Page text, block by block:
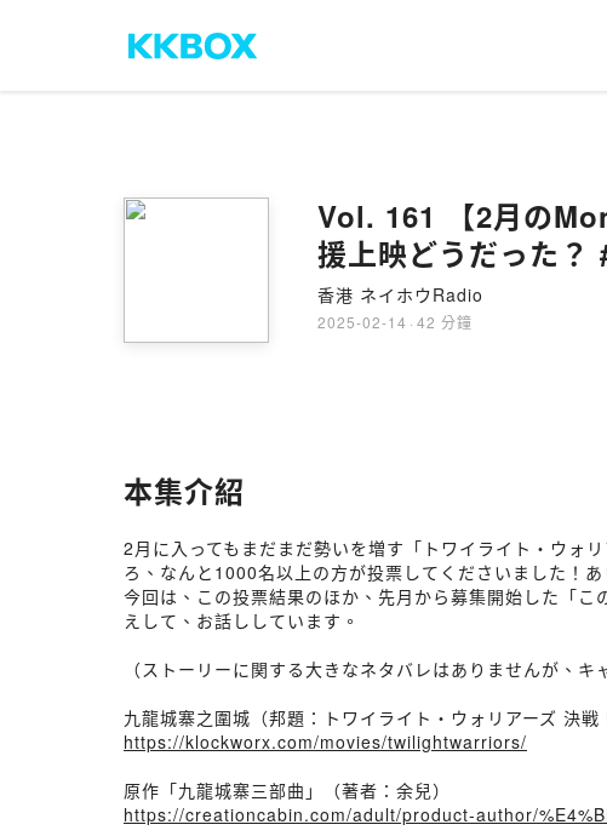
Vol. 161 【2月の
援上映どうだった？
香港 ネイホウRadio
2025-02-14 · 42 分鐘
本集介紹
2月に入ってもまだまだ勢いを増す「トワイライト・ウォ
ろ、なんと1000名以上の方が投票してくださいました！
今回は、この投票結果のほか、先月から募集開始した「
えして、お話ししています。
（ストーリーに関する大きなネタバレはありませんが、
九龍城寨之圍城（邦題：トワイライト・ウォリアーズ 決
https://klockworx.com/movies/twilightwarriors/
原作「九龍城寨三部曲」（著者：余兒）
https://creationcabin.com/adult/product-author/